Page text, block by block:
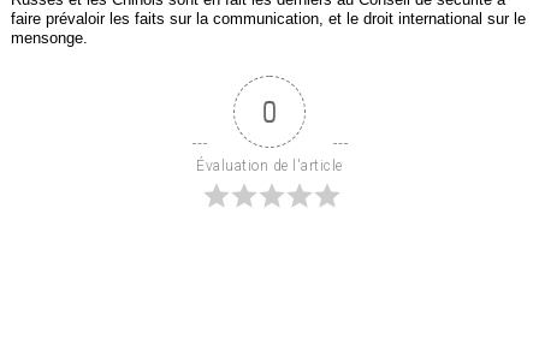
faire prévaloir les faits sur la communication, et le droit international sur le
mensonge.
0
Évaluation de l'article